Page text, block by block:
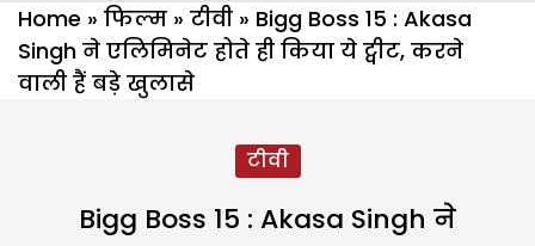
Home » फिल्म » टीवी » Bigg Boss 15 : Akasa
Singh ने एलिमिनेट होते ही किया ये ट्वीट, करने
वाली हैं बड़े खुलासे
टीवी
Bigg Boss 15 : Akasa Singh ने